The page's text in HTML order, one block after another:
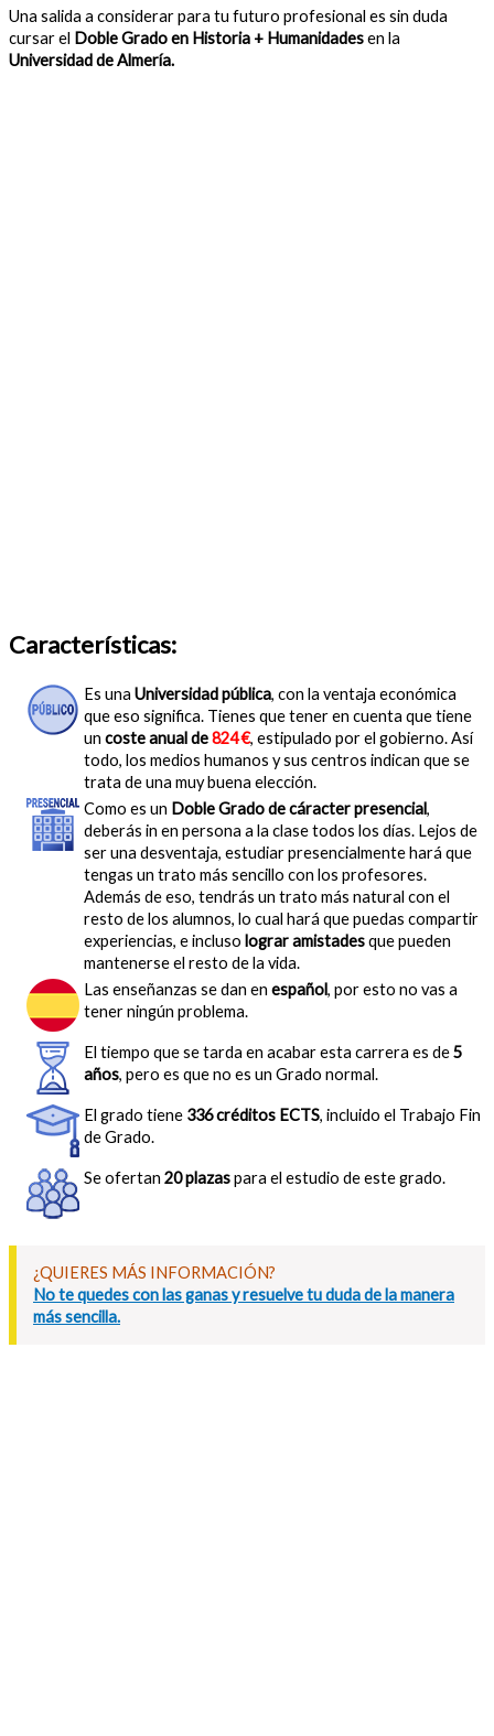
Una salida a considerar para tu futuro profesional es sin duda
cursar el Doble Grado en Historia + Humanidadesen la
Universidad de Almería.
Características:
Es una Universidad pública, con la ventaja económica
que eso significa. Tienes que tener en cuenta que tiene
un coste anual de824 €, estipulado por el gobierno. Así
todo, los medios humanos y sus centros indican que se
trata de una muy buena elección.
Como es un Doble Grado de cáracter presencial,
deberás in en persona a la clase todos los días. Lejos de
ser una desventaja, estudiar presencialmente hará que
tengas un trato más sencillo con los profesores.
Además de eso, tendrás un trato más natural con el
resto de los alumnos, lo cual hará que puedas compartir
experiencias, e incluso lograr amistadesque pueden
mantenerse el resto de la vida.
Las enseñanzas se dan en español, por esto no vas a
tener ningún problema.
El tiempo que se tarda en acabar esta carrera es de5
años, pero es que no es un Grado normal.
El grado tiene 336 créditos ECTS, incluido el Trabajo Fin
de Grado.
Se ofertan 20 plazaspara el estudio de este grado.
¿QUIERES MÁS INFORMACIÓN?
No te quedes con las ganas y resuelve tu duda de la manera
más sencilla.